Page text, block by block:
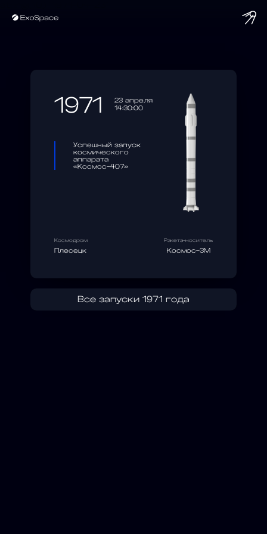
1971
23 апреля
14:30:00
Успешный запуск
космического
аппарата
«Космос-407»
Космодром
Плесецк
Ракета-носитель
Космос-3М
Все запуски 1971 года